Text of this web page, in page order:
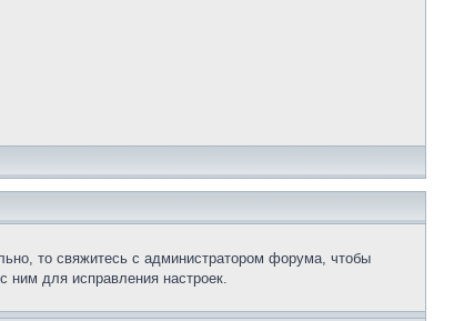
то свяжитесь с администратором форума, чтобы
ним для исправления настроек.